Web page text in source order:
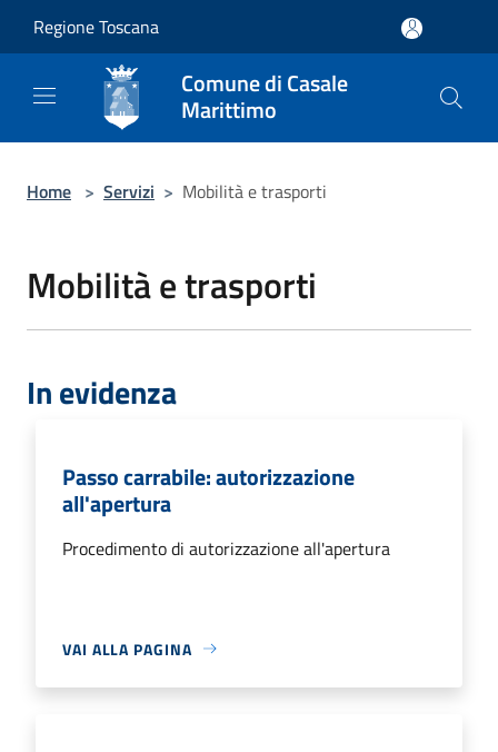
Regione Toscana
Comune di Casale
Marittimo
Home > Servizi > Mobilità e trasporti
Mobilità e trasporti
In evidenza
Passo carrabile: autorizzazione
all'apertura
Procedimento di autorizzazione all'apertura
VAI ALLA PAGINA